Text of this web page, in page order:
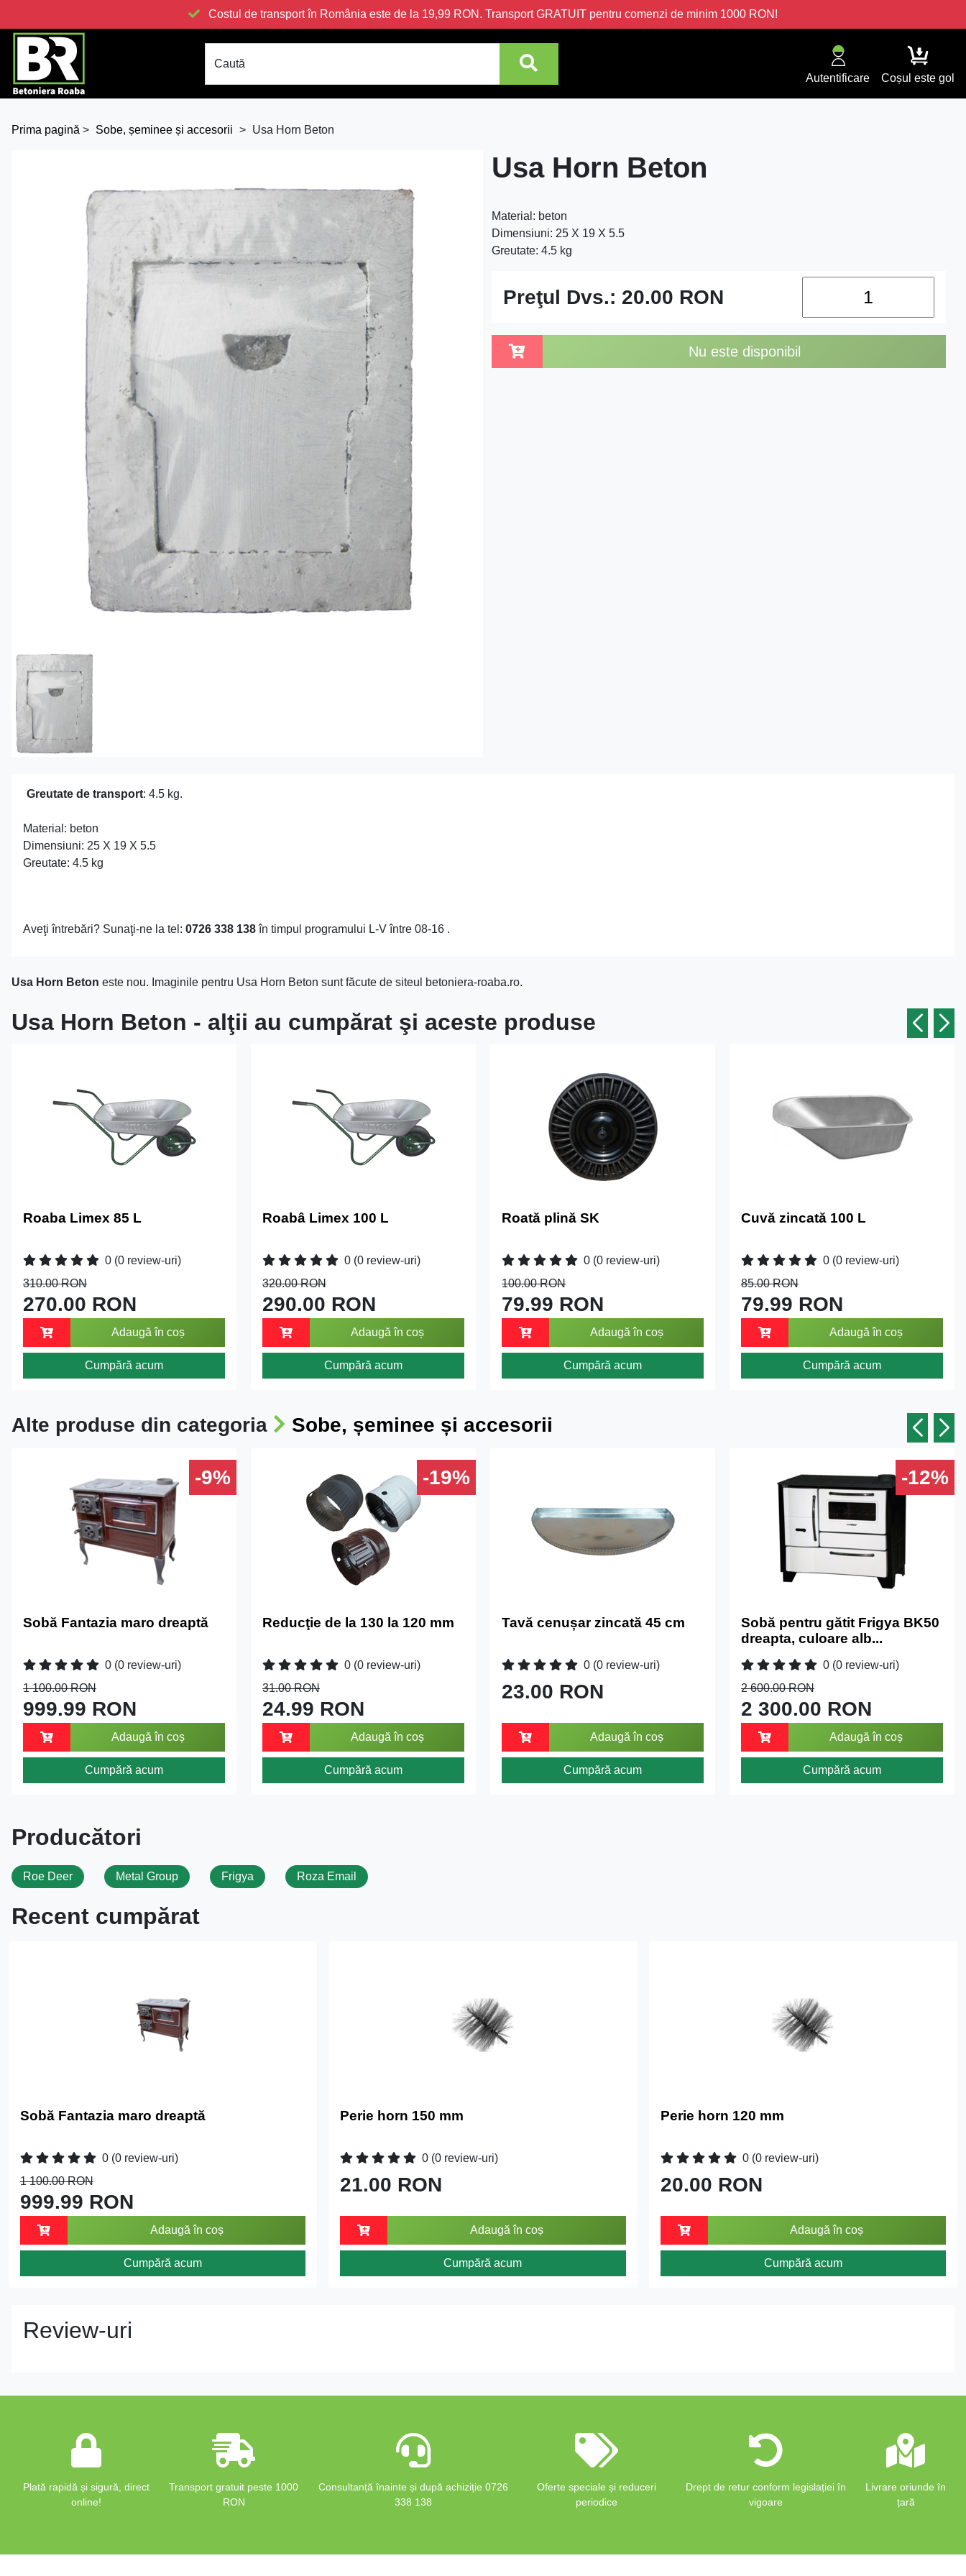
Costul de transport în România este de la 19,99 RON. Transport GRATUIT pentru comenzi de minim 1000 RON!
Caută
Autentificare
Coșul este gol
Prima pagină > Sobe, șeminee și accesorii > Usa Horn Beton
Usa Horn Beton
Material: beton
Dimensiuni: 25 X 19 X 5.5
Greutate: 4.5 kg
Preţul Dvs.: 20.00 RON
Nu este disponibil
Greutate de transport: 4.5 kg.
Material: beton
Dimensiuni: 25 X 19 X 5.5
Greutate: 4.5 kg
Aveţi întrebări? Sunaţi-ne la tel: 0726 338 138în timpul programului L-V între 08-16 .
Usa Horn Beton este nou. Imaginile pentru Usa Horn Beton sunt făcute de siteul betoniera-roaba.ro.
Usa Horn Beton - alţii au cumpărat şi aceste produse
Roaba Limex 85 L
0 (0 review-uri)
310.00 RON
270.00 RON
Adaugă în coș
Cumpără acum
Roabâ Limex 100 L
0 (0 review-uri)
320.00 RON
290.00 RON
Adaugă în coș
Cumpără acum
Roată plină SK
0 (0 review-uri)
100.00 RON
79.99 RON
Adaugă în coș
Cumpără acum
Cuvă zincată 100 L
0 (0 review-uri)
85.00 RON
79.99 RON
Adaugă în coș
Cumpără acum
Alte produse din categoria Sobe, șeminee și accesorii
-9%
Sobă Fantazia maro dreaptă
0 (0 review-uri)
1 100.00 RON
999.99 RON
Adaugă în coș
Cumpără acum
-19%
Reducţie de la 130 la 120 mm
0 (0 review-uri)
31.00 RON
24.99 RON
Adaugă în coș
Cumpără acum
Tavă cenușar zincată 45 cm
0 (0 review-uri)
23.00 RON
Adaugă în coș
Cumpără acum
-12%
Sobă pentru gătit Frigya BK50
dreapta, culoare alb...
0 (0 review-uri)
2 600.00 RON
2 300.00 RON
Adaugă în coș
Cumpără acum
Producători
Roe Deer Metal Group Frigya Roza Email
Recent cumpărat
Sobă Fantazia maro dreaptă
0 (0 review-uri)
1 100.00 RON
999.99 RON
Adaugă în coș
Cumpără acum
Perie horn 150 mm
0 (0 review-uri)
21.00 RON
Adaugă în coș
Cumpără acum
Perie horn 120 mm
0 (0 review-uri)
20.00 RON
Adaugă în coș
Cumpără acum
Review-uri
Plată rapidă și sigură, direct
online!
Transport gratuit peste 1000
RON
Consultanță înainte și după achiziție 0726
338 138
Oferte speciale și reduceri
periodice
Drept de retur conform legislației în
vigoare
Livrare oriunde în
țară